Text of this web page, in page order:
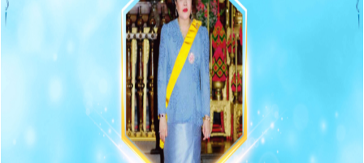
ประวัติความเป็นมา
สภาพและข้อมูลพื้นฐาน
ตราสัญลักษณ์
กฎหมายที่เกี่ยวข้อง
Social Network
นโยบายคุ้มครองข้อมูลส่วนบุคคล